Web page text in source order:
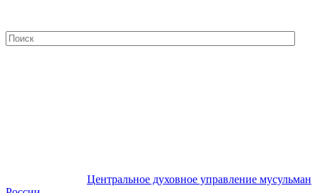
Центральное духовное управление мусульман